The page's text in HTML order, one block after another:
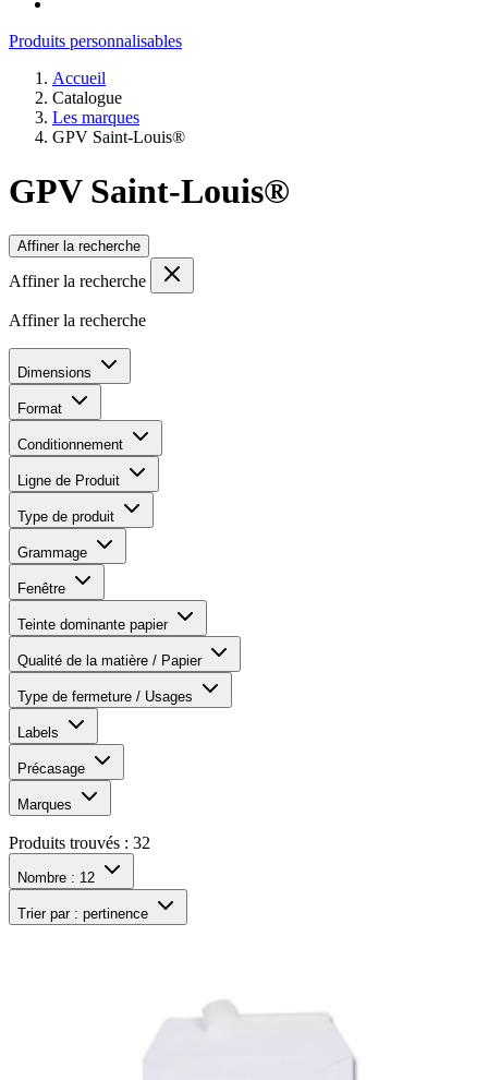
Produits personnalisables
Accueil
Catalogue
Les marques
GPV Saint-Louis®
GPV Saint-Louis®
Affiner la recherche
Affiner la recherche
Affiner la recherche
Dimensions
Format
Conditionnement
Ligne de Produit
Type de produit
Grammage
Fenêtre
Teinte dominante papier
Qualité de la matière / Papier
Type de fermeture / Usages
Labels
Précasage
Marques
Produits trouvés : 32
Nombre : 12
Trier par : pertinence